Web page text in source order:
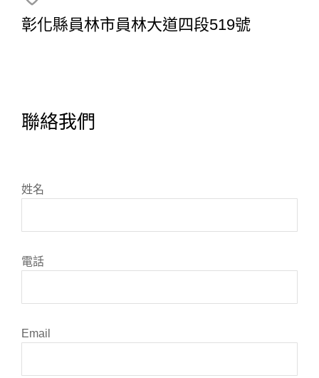
彰化縣員林市員林大道四段519號
聯絡我們
姓名
電話
Email